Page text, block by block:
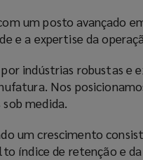
um posto avançado
e a expertise da
por indústrias robustas
Nos
medida.
um crescimento
índice de retenção e